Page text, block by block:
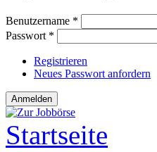
Benutzername *
Passwort *
Registrieren
Neues Passwort anfordern
Sie sind hier
Startseite